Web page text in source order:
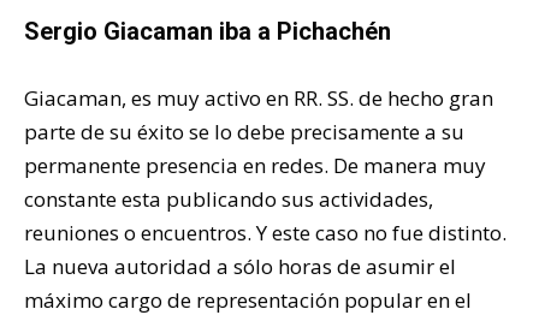
Sergio Giacaman iba a Pichachén
Giacaman, es muy activo en RR. SS. de hecho gran
parte de su éxito se lo debe precisamente a su
permanente presencia en redes. De manera muy
constante esta publicando sus actividades,
reuniones o encuentros. Y este caso no fue distinto.
La nueva autoridad a sólo horas de asumir el
máximo cargo de representación popular en el